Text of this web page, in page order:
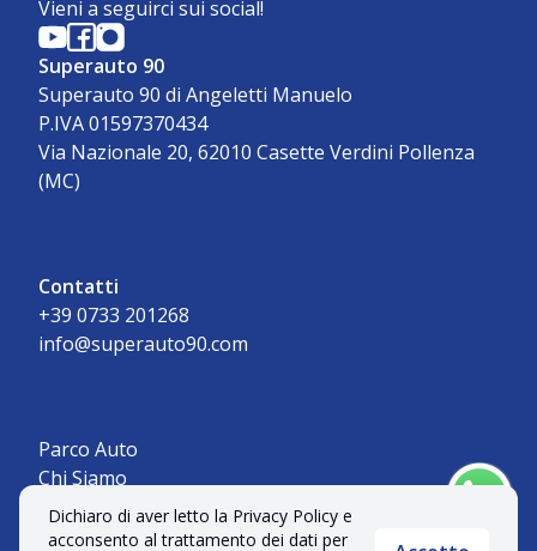
Vieni a seguirci sui social!
Superauto 90
Superauto 90 di Angeletti Manuelo
P.IVA 01597370434
Via Nazionale 20, 62010 Casette Verdini Pollenza
(MC)
Contatti
+39 0733 201268
info@superauto90.com
Parco Auto
Chi Siamo
Contatti
Dichiaro di aver letto la Privacy Policy e
acconsento al trattamento dei dati per